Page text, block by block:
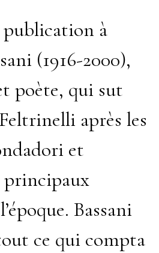
publication à
(1916-2000),
poète, qui sut
après les
et
principaux
Bassani
ce qui compta